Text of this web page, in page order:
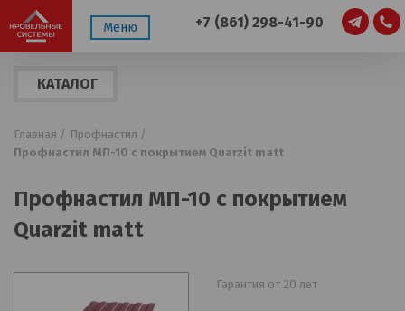
Меню +7 (861) 298-41-90
КАТАЛОГ
Главная / Профнастил /
Профнастил МП-10 с покрытием Quarzit matt
Профнастил МП-10 с покрытием
Quarzit matt
Гарантия от 20 лет